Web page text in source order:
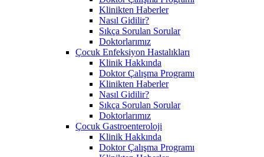
Klinikten Haberler
Nasıl Gidilir?
Sıkça Sorulan Sorular
Doktorlarımız
Çocuk Enfeksiyon Hastalıkları
Klinik Hakkında
Doktor Çalışma Programı
Klinikten Haberler
Nasıl Gidilir?
Sıkça Sorulan Sorular
Doktorlarımız
Çocuk Gastroenteroloji
Klinik Hakkında
Doktor Çalışma Programı